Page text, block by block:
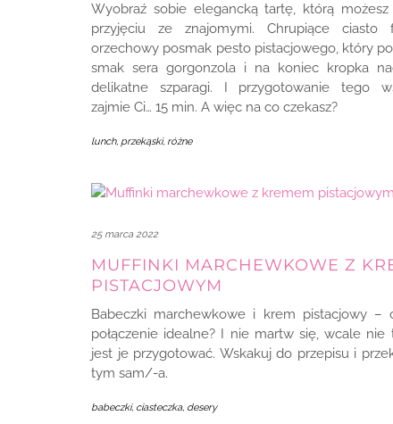
Wyobraź sobie elegancką tartę, którą
przyjęciu ze znajomymi. Chrupiące ciasto
orzechowy posmak pesto pistacjowego, który
smak sera gorgonzola i na koniec kropka
delikatne szparagi. I przygotowanie tego
zajmie Ci… 15 min. A więc na co czekasz?
lunch, przekąski, różne
25 marca 2022
MUFFINKI MARCHEWKOWE Z
PISTACJOWYM
Babeczki marchewkowe i krem pistacjowy –
połączenie idealne? I nie martw się, wcale nie
jest je przygotować. Wskakuj do przepisu i
tym sam/-a.
babeczki, ciasteczka, desery